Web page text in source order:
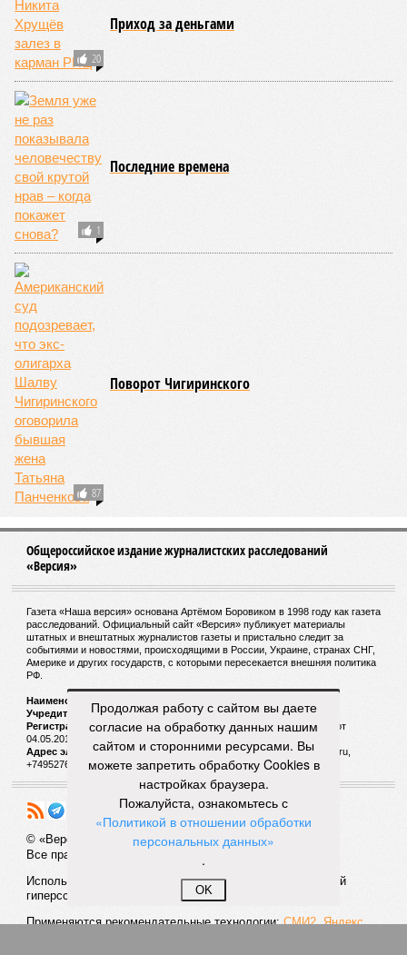
Зима 1931 года выдалась в Китае чрезвычайно
продолжительной и суровой. Снега образовалось огромное
количество – казалось бы, хороший знак после периода
великой суши, продолжавшегося с 1928-го. Но всё
обратилось катастрофой. Снег растаял, устремился в реки,
начался небывалый паводок, быстро обернувшийся
страшным наводнением, которое обильные весенние ливни
только усугубили. К июню всё это преобразовалось в
массовый потоп, в июле же Китай в дополнение накрыло
сразу девятью циклонами. Последствия оказались
невообразимыми: наводнение погребло под собой
территорию в 180 тыс. квадратных километров, что равно
по площади Карелии, шести Курским или Калужским
областям, десятку Чуваший.
В общем, недаром события 1931-го находятся на первом
месте в списке самых смертоносных стихийных бедствий,
когда-либо происходивших на планете. Число
пострадавших в тот год достигло 53 млн человек, число
погибших, по некоторым оценкам, составило 4 миллиона.
Впрочем, для Китая подобное не в новинку. Так, в сентябре
1887 года вода прорвала многочисленные дамбы на реке
Хуанхэ и быстро залила почти весь Северный Китай, так
как местность там довольно низменная, и потоп просто не
встречал препятствий на своём пути, уничтожая деревни и
целые города. Водой залило 130 тыс. квадратных
километров (а это больше территорий Оренбургской или
катастрофой пандемии.
Третье место по кровожадности в рейтинге стихийных
бедствий занимает смертоносный циклон Бхола 1970 года,
ставший самым мощным среди себе подобных за всю
историю наблюдений. Он поразил территории современной
Бангладеш, тогда называвшейся Восточным Пакистаном, и
индийского штата Западная Бенгалия. Шторма унесли
жизни полумиллиона человек.
Кажется, стремящаяся сохранить свою чистоту природа
что-то знала о том, какие именно страны станут со
временем самыми «грязными» в плане производств, и
планомерно подтачивала их демографию. А как ещё
объяснить то, что в топ-10 природных катастроф почти все
места занимают бедствия, разразившиеся в Индии,
Пакистане, Бангладеш и Турции? Что характерно, Россию и
здесь беды были другими, включая массовый голод и
погибших) или «испанки» (по разным оценкам, от 17,4 до
Продолжая работу с сайтом вы даете
согласие на обработку данных нашим
сайтом и сторонними ресурсами. Вы
можете запретить обработку Cookies в
настройках браузера.
Пожалуйста, ознакомьтесь с
«Политикой в отношении обработки
персональных данных»
.
OK